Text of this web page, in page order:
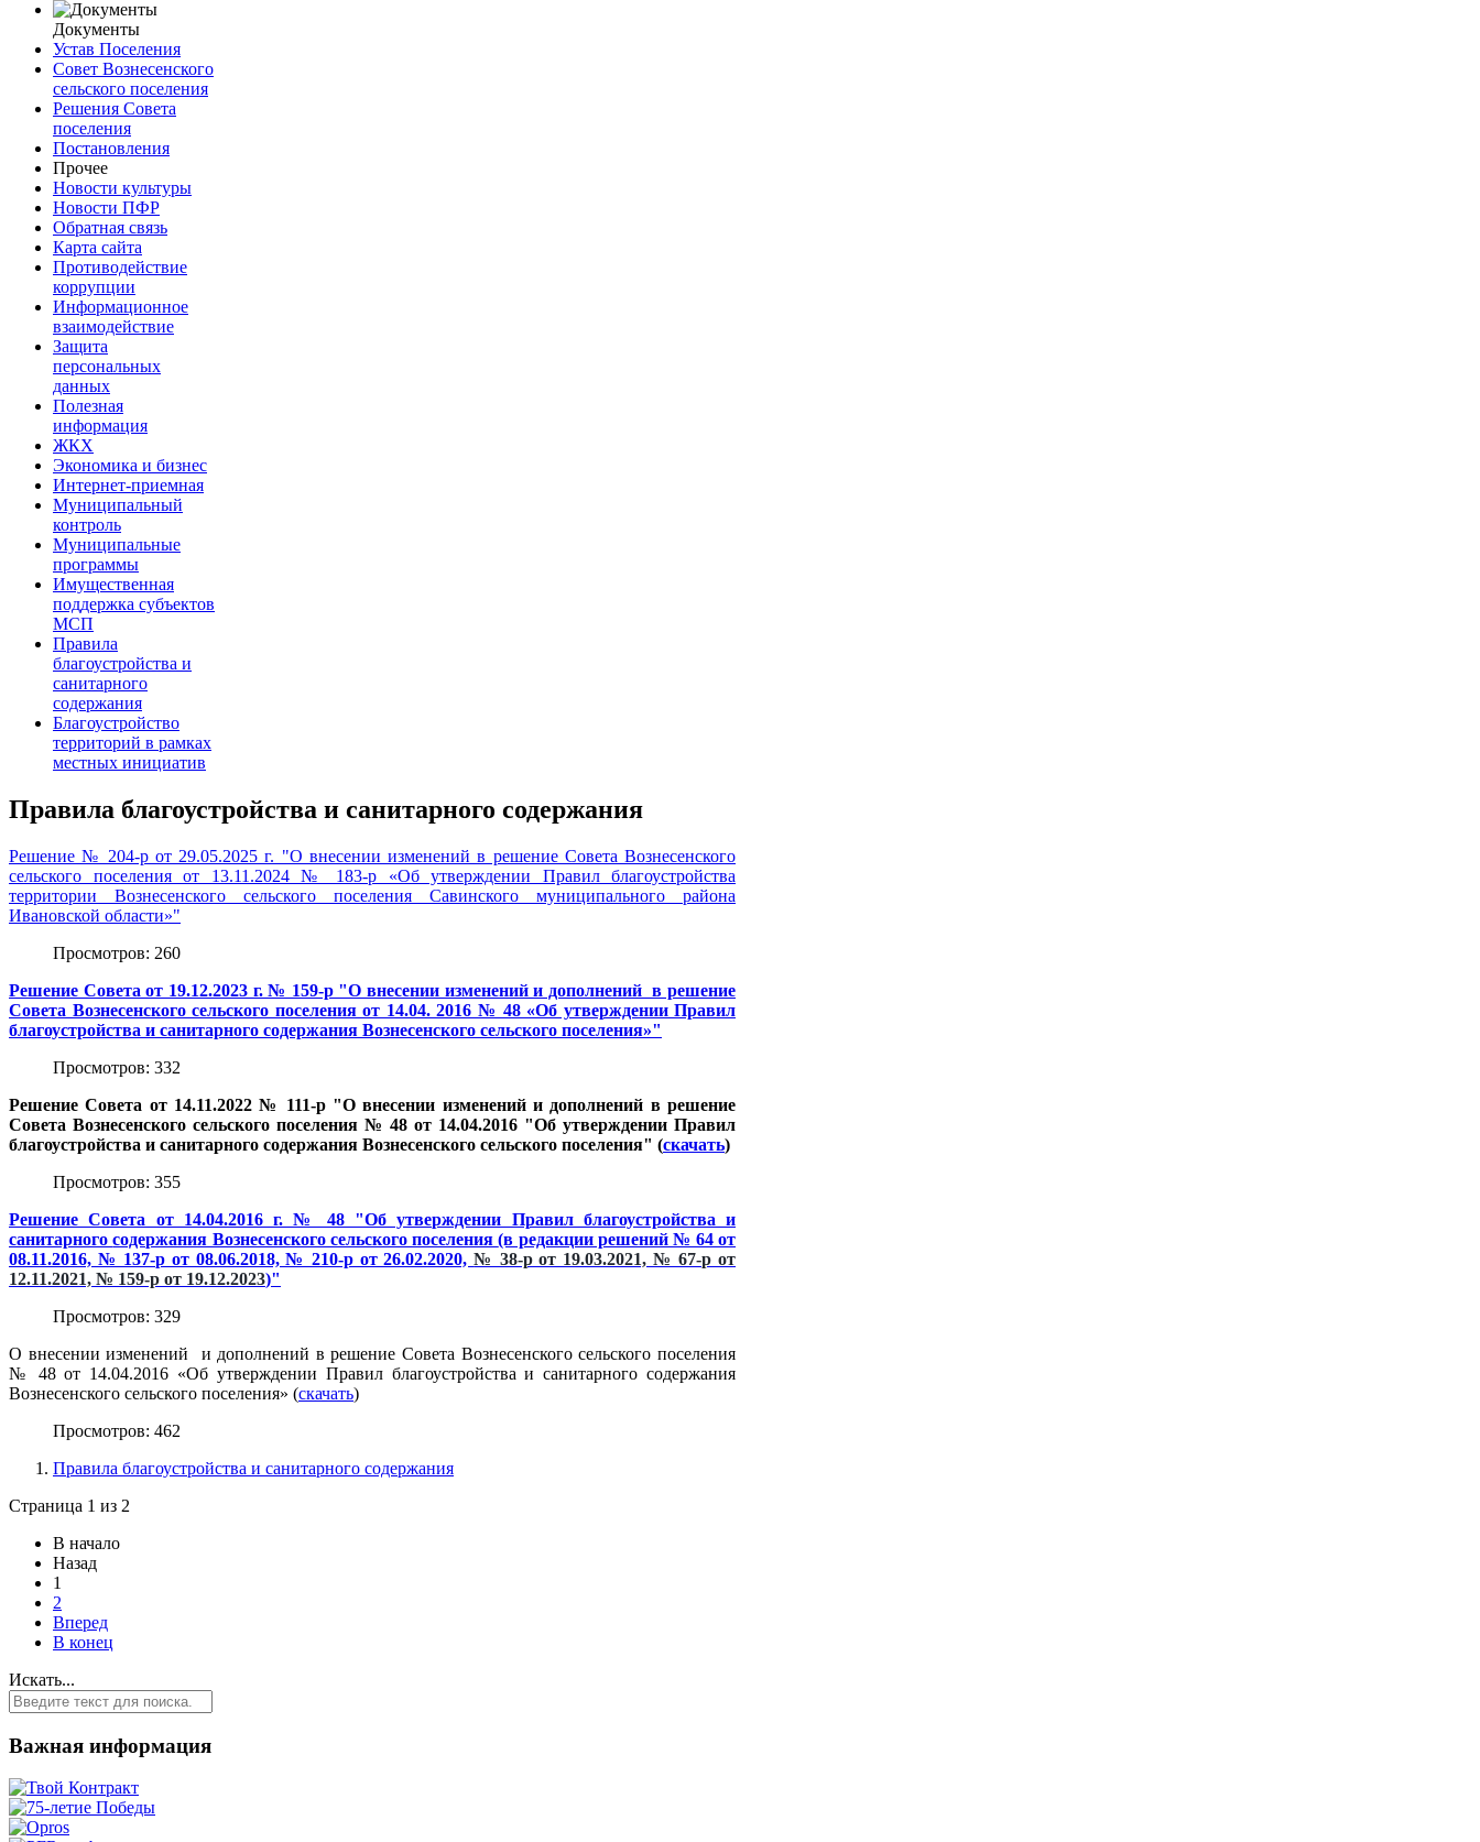
Документы
Устав Поселения
Совет Вознесенского
сельского поселения
Решения Совета
поселения
Постановления
Прочее
Новости культуры
Новости ПФР
Обратная связь
Карта сайта
Противодействие
коррупции
Информационное
взаимодействие
Защита
персональных
данных
Полезная
информация
ЖКХ
Экономика и бизнес
Интернет-приемная
Муниципальный
контроль
Муниципальные
программы
Имущественная
поддержка субъектов
МСП
Правила
благоустройства и
санитарного
содержания
Благоустройство
территорий в рамках
местных инициатив
Правила благоустройства и санитарного содержания
Решение № 204-р от 29.05.2025 г. "О внесении изменений в решение Совета Вознесенского
сельского поселения от 13.11.2024 № 183-р «Об утверждении Правил благоустройства
территории Вознесенского сельского поселения Савинского муниципального района
Ивановской области»"
Просмотров: 260
Решение Совета от 19.12.2023 г. № 159-р "О внесении изменений и дополнений в решение
Совета Вознесенского сельского поселения от 14.04. 2016 № 48 «Об утверждении Правил
благоустройства и санитарного содержания Вознесенского сельского поселения»"
Просмотров: 332
Решение Совета от 14.11.2022 № 111-р "О внесении изменений и дополнений в решение
Совета Вознесенского сельского поселения № 48 от 14.04.2016 "Об утверждении Правил
благоустройства и санитарного содержания Вознесенского сельского поселения" (скачать)
Просмотров: 355
Решение Совета от 14.04.2016 г. № 48 "Об утверждении Правил благоустройства и
санитарногосодержания Вознесенского сельского поселения(в редакции решений № 64 от
08.11.2016, № 137-р от 08.06.2018, № 210-р от 26.02.2020,№ 38-р от 19.03.2021, № 67-р от
12.11.2021, № 159-р от 19.12.2023)"
Просмотров: 329
О внесении изменений и дополнений в решение Совета Вознесенского сельского поселения
№ 48 от 14.04.2016 «Об утверждении Правил благоустройства и санитарного содержания
Вознесенского сельского поселения» (cкачать)
Просмотров: 462
Правила благоустройства и санитарного содержания
Страница 1 из 2
В начало
Назад
1
2
Вперед
В конец
Искать...
Важная информация